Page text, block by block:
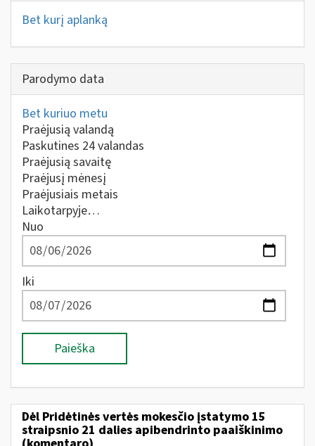
Bet kurį aplanką
Parodymo data
Bet kuriuo metu
Praėjusią valandą
Paskutines 24 valandas
Praėjusią savaitę
Praėjusį mėnesį
Praėjusiais metais
Laikotarpyje…
Nuo
Iki
Paieška
Dėl Pridėtinės vertės mokesčio įstatymo 15
straipsnio 21 dalies apibendrinto paaiškinimo